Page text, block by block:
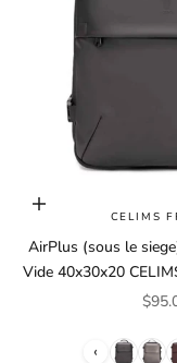
Choisir les options
CELIMS
AirPlus (sous le
Vide 40x30x20
Imperméable - Prix
‹